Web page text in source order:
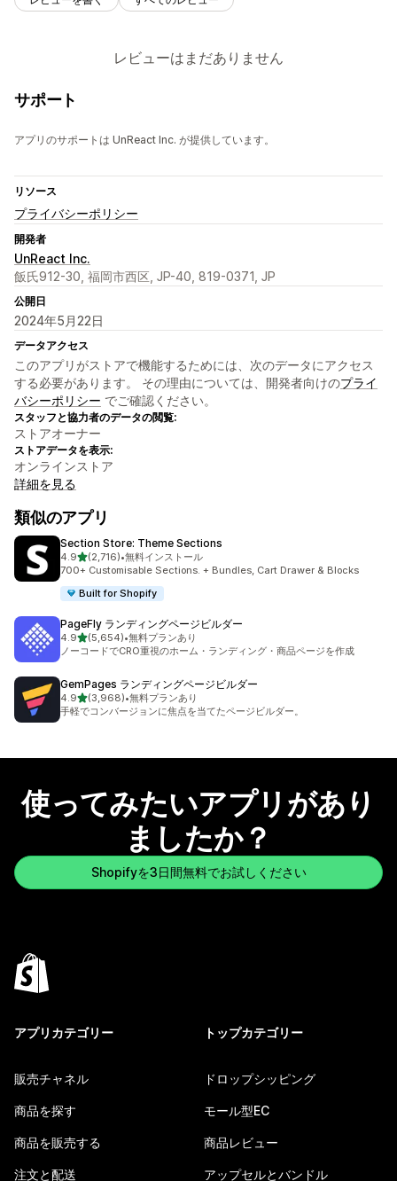
レビューはまだありません
サポート
アプリのサポートは UnReact Inc. が提供しています。
リソース
プライバシーポリシー
開発者
UnReact Inc.
飯氏912-30, 福岡市西区, JP-40, 819-0371, JP
公開日
2024年5月22日
データアクセス
このアプリがストアで機能するためには、次のデータにアクセス
する必要があります。 その理由については、開発者向けのプライ
バシーポリシー でご確認ください。
スタッフと協力者のデータの閲覧:
ストアオーナー
ストアデータを表示:
オンラインストア
詳細を見る
類似のアプリ
Section Store: Theme Sections
4.95つ星中
(2,716)
合計レビュー数：2716件
•無料インストール
700+ Customisable Sections. + Bundles, Cart Drawer & Blocks
Built for Shopify
PageFly ランディングページビルダー
4.95つ星中
(5,654)
合計レビュー数：5654件
•無料プランあり
ノーコードでCRO重視のホーム・ランディング・商品ページを作成
GemPages ランディングページビルダー
4.95つ星中
(3,968)
合計レビュー数：3968件
•無料プランあり
手軽でコンバージョンに焦点を当てたページビルダー。
使ってみたいアプリがあり
ましたか？
Shopifyを3日間無料でお試しください
アプリカテゴリー
販売チャネル
商品を探す
商品を販売する
注文と配送
トップカテゴリー
ドロップシッピング
モール型EC
商品レビュー
アップセルとバンドル